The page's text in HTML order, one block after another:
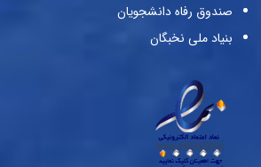
صندوق رفاه دانشجویان
بنیاد ملی نخبگان